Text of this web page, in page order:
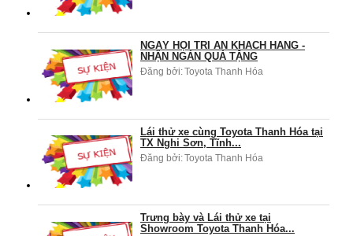
NGÀY HỘI TRI ÂN KHÁCH HÀNG -
NHẬN NGÀN QUÀ TẶNG
Đăng bởi:Toyota Thanh Hóa
Lái thử xe cùng Toyota Thanh Hóa tại
TX Nghi Sơn, Tĩnh...
Đăng bởi:Toyota Thanh Hóa
Trưng bày và Lái thử xe tại
Showroom Toyota Thanh Hóa...